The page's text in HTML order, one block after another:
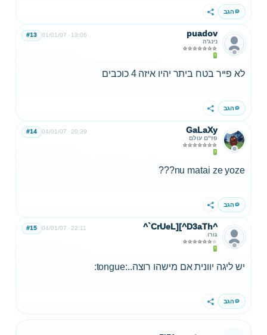
הגב שתף
puadov
נינג'ה
01/01/07 13:06
#13
לא פייר בטח ביתר יהיו איזה 4 כוכבים
הגב שתף
GaLaXy
פז"ם עולם
04/01/07 20:39
#14
nu matai ze yoze???
הגב שתף
^`CrUeL][^D3aTh^
גורו
04/01/07 22:11
#15
יש ליגה יוונית אם מישהו רוצה..:tongue:
הגב שתף